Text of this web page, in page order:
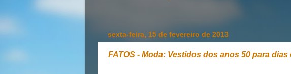
sexta-feira, 15 de fevereiro de 2013
FATOS - Moda: Vestidos dos anos 50 para